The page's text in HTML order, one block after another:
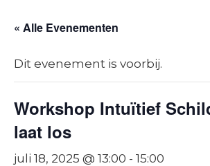
« Alle Evenementen
Dit evenement is voorbij.
Workshop Intuïtief
laat los
juli 18, 2025 @ 13:00 - 15:00